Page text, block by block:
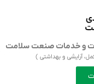
و خدمات صنعت سلامت
آرایشی و بهداشتی )